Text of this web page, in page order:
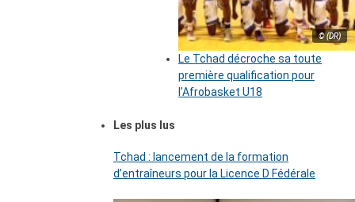
© (DR)
Le Tchad décroche sa toute
première qualification pour
l’Afrobasket U18
Les plus lus
Tchad : lancement de la formation
d’entraîneurs pour la Licence D Fédérale